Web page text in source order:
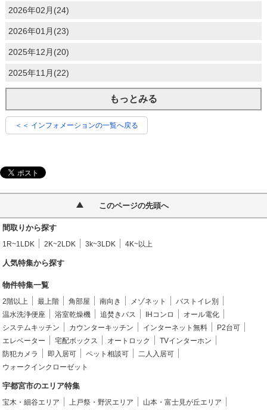
2026年02月(24)
2026年01月(23)
2025年12月(20)
2025年11月(22)
もっとみる
＜＜ インフォメーションの一覧へ戻る
このページの先頭へ
間取りから探す
1R~1LDK 2K~2LDK 3k~3LDK 4K~以上
人気特集から探す
物件特集一覧
2階以上 最上階 角部屋 南向き メゾネット
バストイレ別
温水洗浄便座
浴室乾燥機 追焚きバス IHコンロ
オール電化
システムキッチン
カウンターキッチン インターネット無料
P2台可
エレベーター
宅配ボックス オートロック
TVインターホン
防犯カメラ
即入居可 ペット相談可
二人入居可
ウォークインクローゼット
宇都宮市のエリア特集
宝木・細谷エリア 上戸祭・野沢エリア
山本・富士見が丘エリア